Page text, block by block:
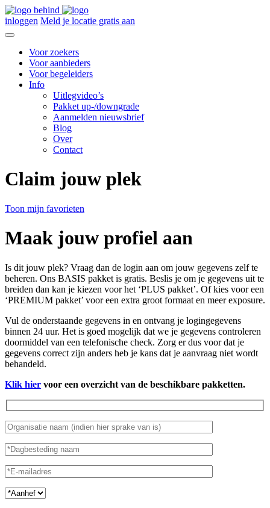
inloggen Meld je locatie gratis aan
Voor zoekers
Voor aanbieders
Voor begeleiders
Info
Uitlegvideo’s
Pakket up-/downgrade
Aanmelden nieuwsbrief
Blog
Over
Contact
Claim jouw plek
Toon mijn favorieten
Maak jouw profiel aan
Is dit jouw plek? Vraag dan de login aan om jouw gegevens zelf te
beheren. Ons BASIS pakket is gratis. Beslis je om je gegevens uit te
breiden dan kan je kiezen voor het ‘PLUS pakket’. Of kies voor een
‘PREMIUM pakket’ voor een extra groot formaat en meer exposure.
Vul de onderstaande gegevens in en ontvang je logingegevens
binnen 24 uur. Het is goed mogelijk dat we je gegevens controleren
doormiddel van een telefonische check. Zorg er dus voor dat je
gegevens correct zijn anders heb je kans dat je aanvraag niet wordt
behandeld.
Klik hier voor een overzicht van de beschikbare pakketten.